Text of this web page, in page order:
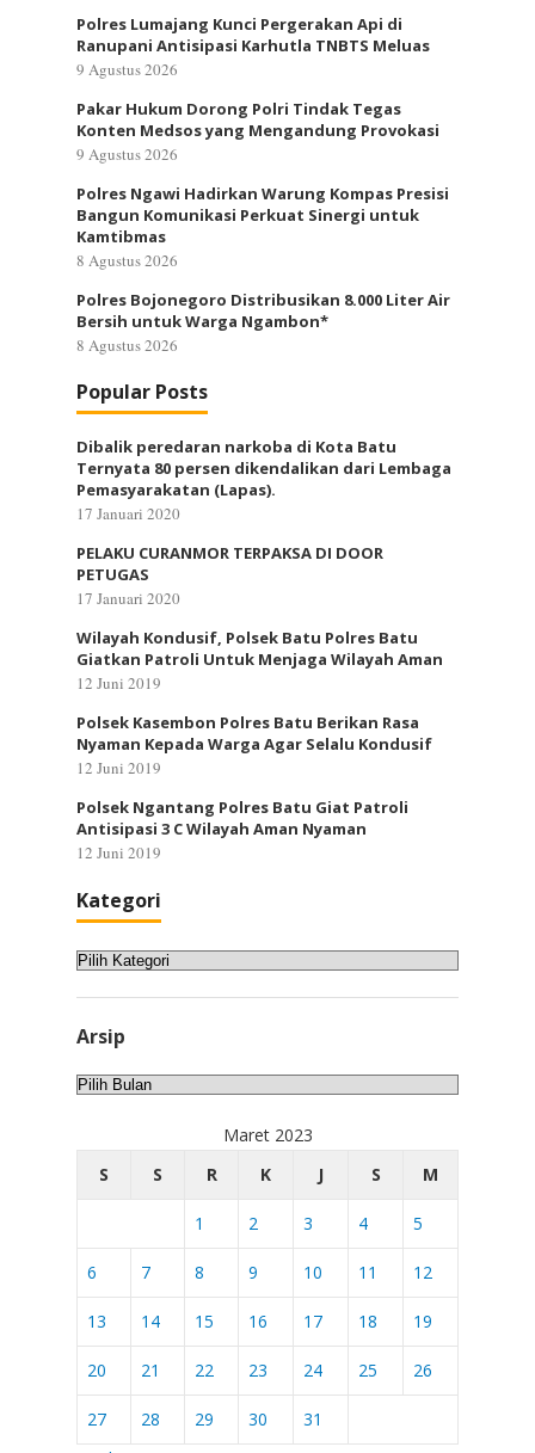
Polres Lumajang Kunci Pergerakan Api di
Ranupani Antisipasi Karhutla TNBTS Meluas
9 Agustus 2026
Pakar Hukum Dorong Polri Tindak Tegas
Konten Medsos yang Mengandung Provokasi
9 Agustus 2026
Polres Ngawi Hadirkan Warung Kompas Presisi
Bangun Komunikasi Perkuat Sinergi untuk
Kamtibmas
8 Agustus 2026
Polres Bojonegoro Distribusikan 8.000 Liter Air
Bersih untuk Warga Ngambon*
8 Agustus 2026
Popular Posts
Dibalik peredaran narkoba di Kota Batu
Ternyata 80 persen dikendalikan dari Lembaga
Pemasyarakatan (Lapas).
17 Januari 2020
PELAKU CURANMOR TERPAKSA DI DOOR
PETUGAS
17 Januari 2020
Wilayah Kondusif, Polsek Batu Polres Batu
Giatkan Patroli Untuk Menjaga Wilayah Aman
12 Juni 2019
Polsek Kasembon Polres Batu Berikan Rasa
Nyaman Kepada Warga Agar Selalu Kondusif
12 Juni 2019
Polsek Ngantang Polres Batu Giat Patroli
Antisipasi 3 C Wilayah Aman Nyaman
12 Juni 2019
Kategori
Kategori
Arsip
Arsip
Maret 2023
S
S R K J S M
1 2 3 4 5
6 7 8 9 10 11 12
13 14 15 16 17 18 19
20 21 22 23 24 25 26
27 28 29 30
31